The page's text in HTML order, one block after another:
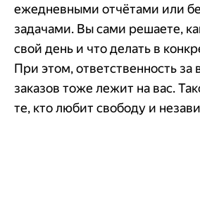
ежедневными отчётами или
задачами. Вы сами решаете,
свой день и что делать в
При этом, ответственность за
заказов тоже лежит на вас.
те, кто любит свободу и